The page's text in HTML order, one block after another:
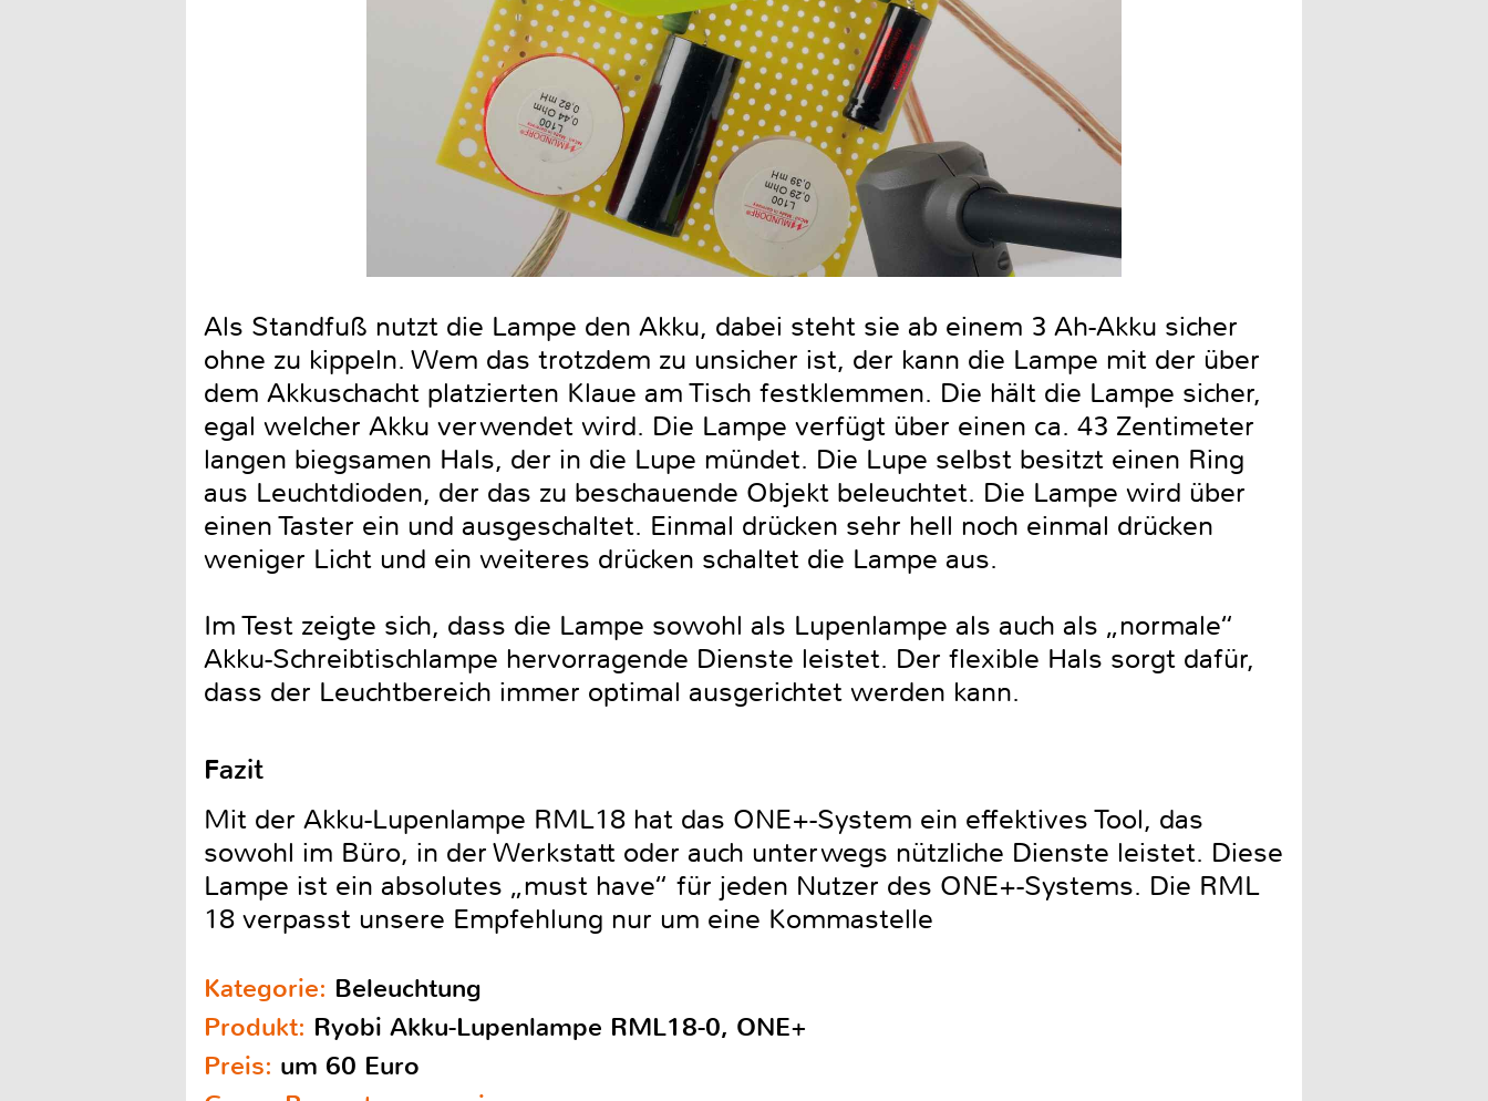
Als Standfuß nutzt die Lampe den Akku, dabei steht sie ab einem 3 Ah-Akku sicher
ohne zu kippeln. Wem das trotzdem zu unsicher ist, der kann die Lampe mit der über
dem Akkuschacht platzierten Klaue am Tisch festklemmen. Die hält die Lampe sicher,
egal welcher Akku verwendet wird. Die Lampe verfügt über einen ca. 43 Zentimeter
langen biegsamen Hals, der in die Lupe mündet. Die Lupe selbst besitzt einen Ring
aus Leuchtdioden, der das zu beschauende Objekt beleuchtet. Die Lampe wird über
einen Taster ein und ausgeschaltet. Einmal drücken sehr hell noch einmal drücken
weniger Licht und ein weiteres drücken schaltet die Lampe aus.
Im Test zeigte sich, dass die Lampe sowohl als Lupenlampe als auch als „normale“
Akku-Schreibtischlampe hervorragende Dienste leistet. Der flexible Hals sorgt dafür,
dass der Leuchtbereich immer optimal ausgerichtet werden kann.
Fazit
Mit der Akku-Lupenlampe RML18 hat das ONE+-System ein effektives Tool, das
sowohl im Büro, in der Werkstatt oder auch unterwegs nützliche Dienste leistet. Diese
Lampe ist ein absolutes „must have“ für jeden Nutzer des ONE+-Systems. Die RML
18 verpasst unsere Empfehlung nur um eine Kommastelle
Kategorie: Beleuchtung
Produkt: Ryobi Akku-Lupenlampe RML18-0, ONE+
Preis: um 60 Euro